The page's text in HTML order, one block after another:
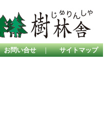
お問い合せ ｜ サイトマップ